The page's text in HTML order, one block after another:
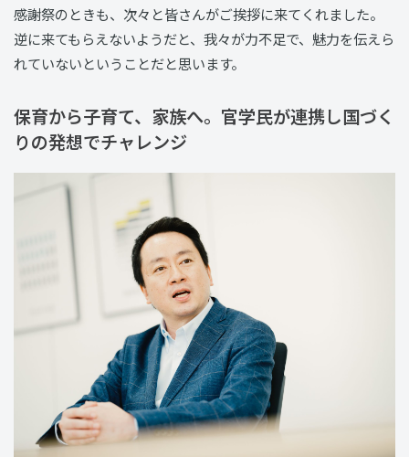
感謝祭のときも、次々と皆さんがご挨拶に来てくれました。
逆に来てもらえないようだと、我々が力不足で、魅力を伝えら
れていないということだと思います。
保育から子育て、家族へ。官学民が連携し国づく
りの発想でチャレンジ